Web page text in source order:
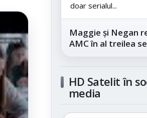
doar serialul...
Maggie și Negan
AMC în al treilea
„The Walking
HD Satelit în
media